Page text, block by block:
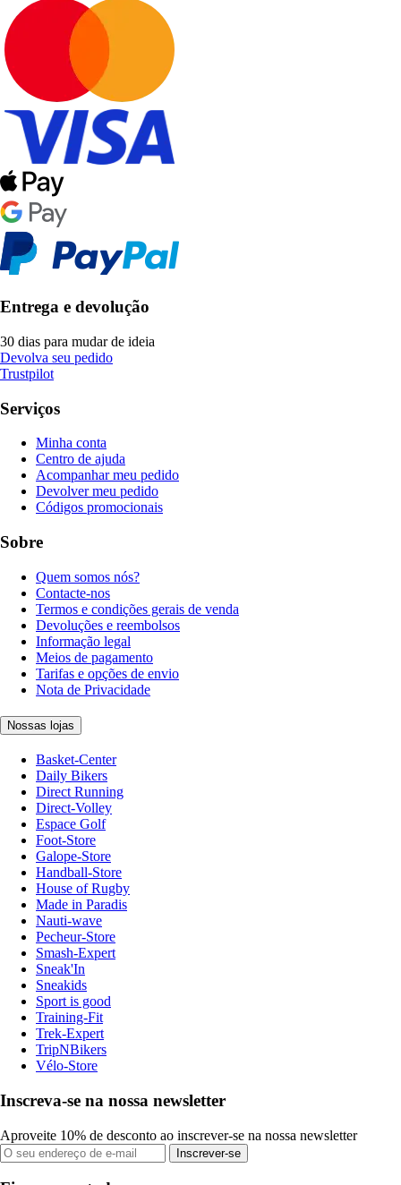
Entrega e devolução
30 dias para mudar de ideia
Devolva seu pedido
Trustpilot
Serviços
Minha conta
Centro de ajuda
Acompanhar meu pedido
Devolver meu pedido
Códigos promocionais
Sobre
Quem somos nós?
Contacte-nos
Termos e condições gerais de venda
Devoluções e reembolsos
Informação legal
Meios de pagamento
Tarifas e opções de envio
Nota de Privacidade
Nossas lojas
Basket-Center
Daily Bikers
Direct Running
Direct-Volley
Espace Golf
Foot-Store
Galope-Store
Handball-Store
House of Rugby
Made in Paradis
Nauti-wave
Pecheur-Store
Smash-Expert
Sneak'In
Sneakids
Sport is good
Training-Fit
Trek-Expert
TripNBikers
Vélo-Store
Inscreva-se na nossa newsletter
Aproveite 10% de desconto ao inscrever-se na nossa newsletter
Inscrever-se